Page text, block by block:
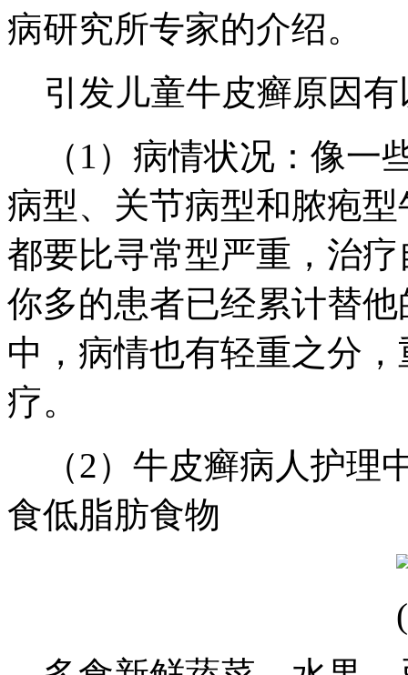
病研究所专家的介绍。
引发儿童牛皮癣原因有
（1）病情状况：像一
病型、关节病型和脓疱
都要比寻常型严重，治
你多的患者已经累计替
中，病情也有轻重之分
疗。
（2）牛皮癣病人护理
食低脂肪食物